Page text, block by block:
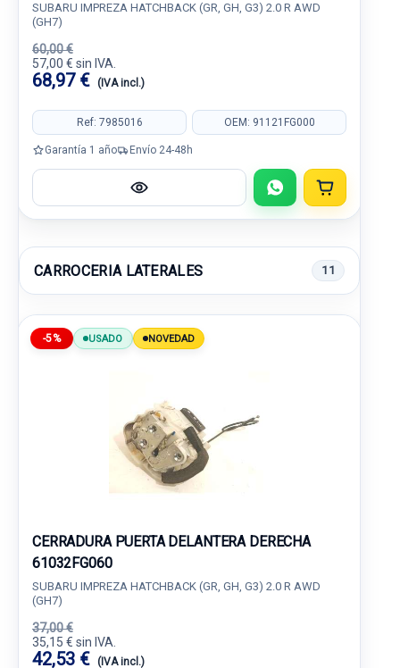
SUBARU IMPREZA HATCHBACK (GR, GH, G3) 2.0 R AWD
(GH7)
60,00 €
57,00 € sin IVA.
68,97 € (IVA incl.)
Ref: 7985016 OEM: 91121FG000
Garantía 1 año Envío 24-48h
CARROCERIA LATERALES 11
-5% USADO NOVEDAD
CERRADURA PUERTA DELANTERA DERECHA
61032FG060
SUBARU IMPREZA HATCHBACK (GR, GH, G3) 2.0 R AWD
(GH7)
37,00 €
35,15 € sin IVA.
42,53 € (IVA incl.)